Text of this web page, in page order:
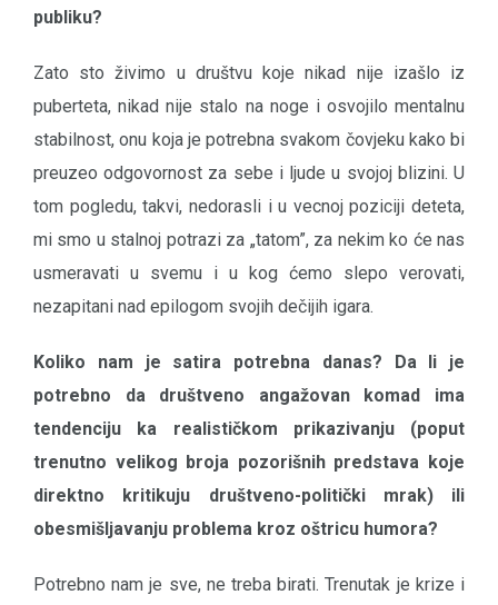
publiku?
Zato sto živimo u društvu koje nikad nije izašlo iz
puberteta, nikad nije stalo na noge i osvojilo mentalnu
stabilnost, onu koja je potrebna svakom čovjeku kako bi
preuzeo odgovornost za sebe i ljude u svojoj blizini. U
tom pogledu, takvi, nedorasli i u vecnoj poziciji deteta,
mi smo u stalnoj potrazi za „tatom”, za nekim ko će nas
usmeravati u svemu i u kog ćemo slepo verovati,
nezapitani nad epilogom svojih dečijih igara.
Koliko nam je satira potrebna danas? Da li je
potrebno da društveno angažovan komad ima
tendenciju ka realističkom prikazivanju (poput
trenutno velikog broja pozorišnih predstava koje
direktno kritikuju društveno-politički mrak) ili
obesmišljavanju problema kroz oštricu humora?
Potrebno nam je sve, ne treba birati. Trenutak je krize i